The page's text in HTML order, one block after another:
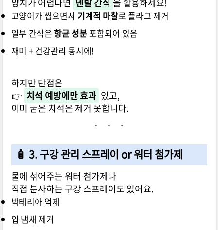
고양이가 씹으면서 기계적 마찰로 플라그 제거
일부 간식은 항균 성분포함되어 있음
재미 + 건강관리 동시에!
하지만 단점은
👉 치석 예방에만 효과 있고,
이미 굳은 치석은 제거 못합니다.
🧴 3. 구강 관리 스프레이 or 워터 첨가제
물에 섞어주는 워터 첨가제나
직접 분사하는 구강 스프레이도 있어요.
박테리아 억제
입 냄새 제거